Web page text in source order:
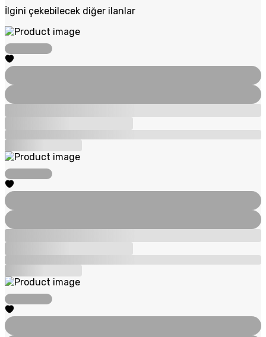
İlgini çekebilecek diğer ilanlar